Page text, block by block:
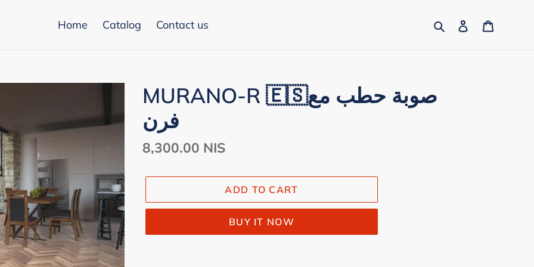
Home Catalog Contact us SearchLog in
MURANO-R 🇪🇸صوبة حطب مع
فرن
Regular
8,300.00 NIS
ADD TO CART
BUY IT NOW